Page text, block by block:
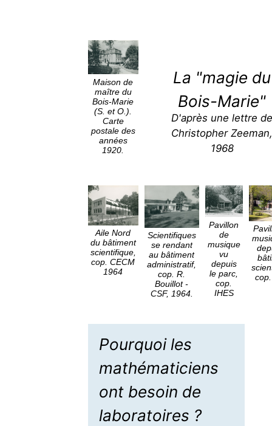
Maison de
maître du
Bois-Marie
(S. et O.).
Carte
postale des
années
1920.
La "magie du
Bois-Marie"
D'après une lettre
Christopher
1968
Aile Nord
du bâtiment
scientifique,
cop. CECM
1964
Scientifiques
se rendant
au bâtiment
administratif,
cop. R.
Bouillot -
CSF, 1964.
Pavillon
de
musique
vu
depuis
le parc,
cop.
IHES
Pourquoi les
mathématiciens
ont besoin de
laboratoires ?